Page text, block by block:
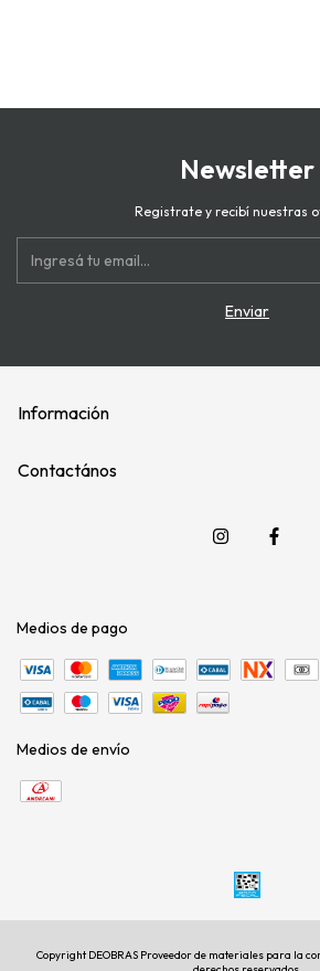
Newsletter
Registrate y recibí nuestras
Información
Contactános
Medios de pago
Medios de envío
Copyright DEOBRAS Proveedor de materiales para la